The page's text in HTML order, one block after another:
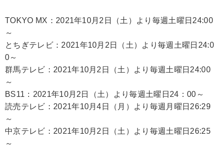
TOKYO MX：2021年10月2日（土）より毎週土曜日24:00
～
とちぎテレビ：2021年10月2日（土）より毎週土曜日24:0
0～
群馬テレビ：2021年10月2日（土）より毎週土曜日24:00
～
BS11：2021年10月2日（土）より毎週土曜日24：00～
読売テレビ：2021年10月4日（月）より毎週月曜日26:29
～
中京テレビ：2021年10月2日（土）より毎週土曜日26:25
～